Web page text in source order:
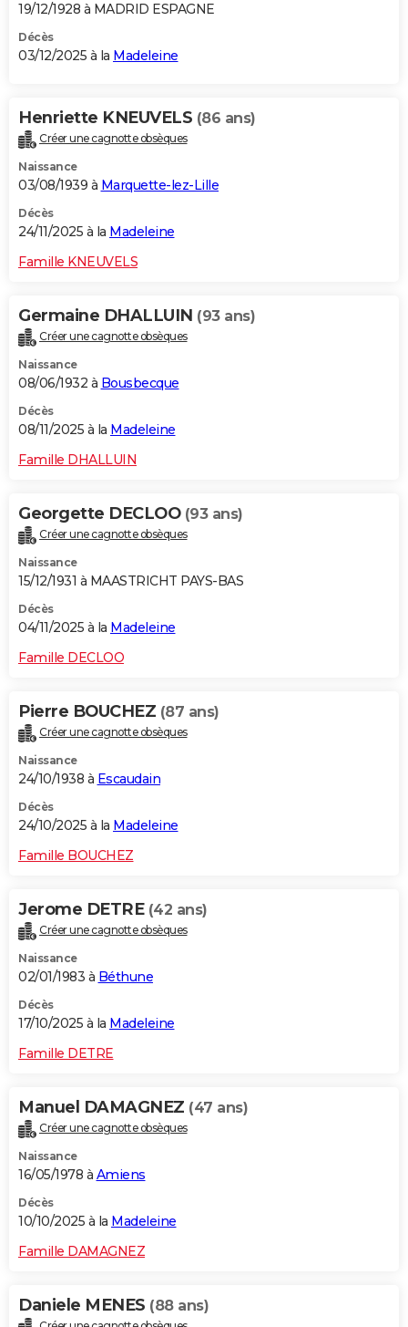
19/12/1928 à MADRID ESPAGNE
Décès
03/12/2025 à la Madeleine
Henriette KNEUVELS (86 ans)
Créer une cagnotte obsèques
Naissance
03/08/1939 à Marquette-lez-Lille
Décès
24/11/2025 à la Madeleine
Famille KNEUVELS
Germaine DHALLUIN (93 ans)
Créer une cagnotte obsèques
Naissance
08/06/1932 à Bousbecque
Décès
08/11/2025 à la Madeleine
Famille DHALLUIN
Georgette DECLOO (93 ans)
Créer une cagnotte obsèques
Naissance
15/12/1931 à MAASTRICHT PAYS-BAS
Décès
04/11/2025 à la Madeleine
Famille DECLOO
Pierre BOUCHEZ (87 ans)
Créer une cagnotte obsèques
Naissance
24/10/1938 à Escaudain
Décès
24/10/2025 à la Madeleine
Famille BOUCHEZ
Jerome DETRE (42 ans)
Créer une cagnotte obsèques
Naissance
02/01/1983 à Béthune
Décès
17/10/2025 à la Madeleine
Famille DETRE
Manuel DAMAGNEZ (47 ans)
Créer une cagnotte obsèques
Naissance
16/05/1978 à Amiens
Décès
10/10/2025 à la Madeleine
Famille DAMAGNEZ
Daniele MENES (88 ans)